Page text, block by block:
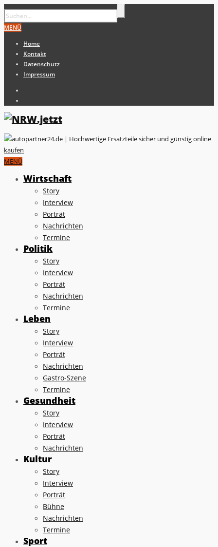
MENÜ
Home
Kontakt
Datenschutz
Impressum
MENÜ
Wirtschaft
Story
Interview
Porträt
Nachrichten
Termine
Politik
Story
Interview
Porträt
Nachrichten
Termine
Leben
Story
Interview
Porträt
Nachrichten
Gastro-Szene
Termine
Gesundheit
Story
Interview
Porträt
Nachrichten
Kultur
Story
Interview
Porträt
Bühne
Nachrichten
Termine
Sport